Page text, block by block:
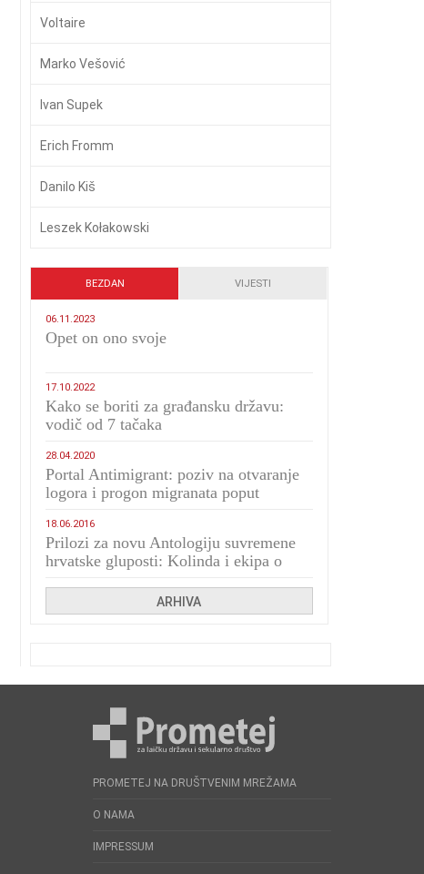
Voltaire
Marko Vešović
Ivan Supek
Erich Fromm
Danilo Kiš
Leszek Kołakowski
BEZDAN VIJESTI
06.11.2023
​Opet on ono svoje
17.10.2022
Kako se boriti za građansku državu:
vodič od 7 tačaka
28.04.2020
Portal Antimigrant: poziv na otvaranje
logora i progon migranata poput
18.06.2016
Prilozi za novu Antologiju suvremene
hrvatske gluposti: Kolinda i ekipa o
ARHIVA
PROMETEJ NA DRUŠTVENIM MREŽAMA
O NAMA
IMPRESSUM